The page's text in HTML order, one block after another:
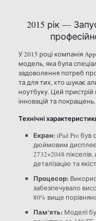
2015 рік —
У 2015 році компанія
модель, яка була
задоволення потреб
та для тих, хто шукає
ноутбуку. Цей пристрій
інновацій та покращень.
Технічні
Екран: iPad Pro
дюймовим
2732×2048
деталізацію та
Процесор:
забезпечувало
80% вище
Пам’ять: Моделі